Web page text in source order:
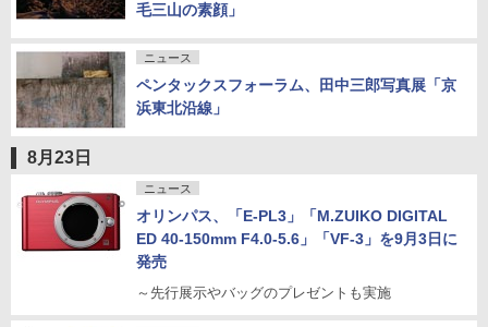
毛三山の素顔」
ニュース
ペンタックスフォーラム、田中三郎写真展「京
浜東北沿線」
8月23日
ニュース
オリンパス、「E-PL3」「M.ZUIKO DIGITAL
ED 40-150mm F4.0-5.6」「VF-3」を9月3日に
発売
～先行展示やバッグのプレゼントも実施